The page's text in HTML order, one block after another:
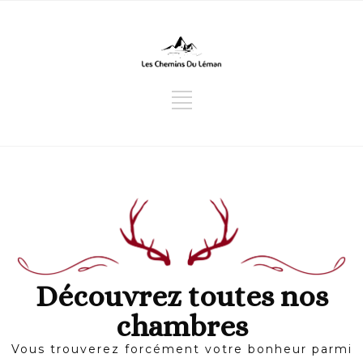
Découvrez toutes nos
chambres
Vous trouverez forcément votre bonheur parmi